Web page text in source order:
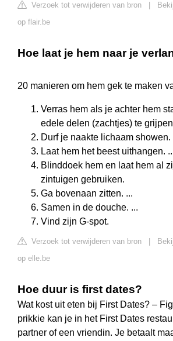
Verzoek tot verwijderen van bron
op flair.be
Hoe laat je hem naar je
20 manieren om hem gek te maken
Verras hem als je achter hem
edele delen (zachtjes) te
Durf je naakte lichaam showen.
Laat hem het beest uithangen.
Blinddoek hem en laat hem al
zintuigen gebruiken.
Ga bovenaan zitten. ...
Samen in de douche. ...
Vind zijn G-spot.
Verzoek tot verwijderen van bron
op elle.be
Hoe duur is first dates?
Wat kost uit eten bij First Dates? –
prikkie kan je in het First Dates
partner of een vriendin. Je betaalt